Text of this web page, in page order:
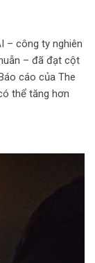
– công ty nghiên
– đã đạt cột
cáo của The
thể tăng hơn